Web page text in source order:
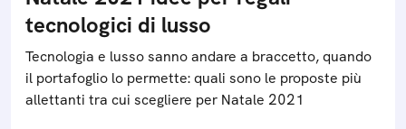
tecnologici di lusso
Tecnologia e lusso sanno andare a braccetto, quando
il portafoglio lo permette: quali sono le proposte più
allettanti tra cui scegliere per Natale 2021